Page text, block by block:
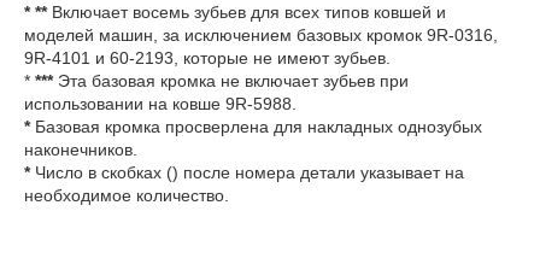
* **Включает восемь зубьев для всех типов ковшей и
моделей машин, за исключением базовых кромок 9R-0316,
9R-4101 и 60-2193, которые не имеют зубьев.
* ***Эта базовая кромка не включает зубьев при
использовании на ковше 9R-5988.
*Базовая кромка просверлена для накладных однозубых
наконечников.
* Число в скобках () после номера детали указывает на
необходимое количество.